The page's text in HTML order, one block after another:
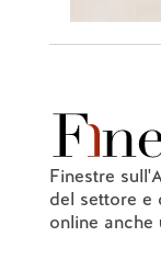
Finestre
del settore e
online